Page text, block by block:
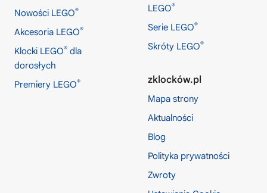
Nowości LEGO®
Akcesoria LEGO®
Klocki LEGO® dla
dorosłych
Premiery LEGO®
LEGO®
Serie LEGO®
Skróty LEGO®
zklocków.pl
Mapa strony
Aktualności
Blog
Polityka prywatności
Zwroty